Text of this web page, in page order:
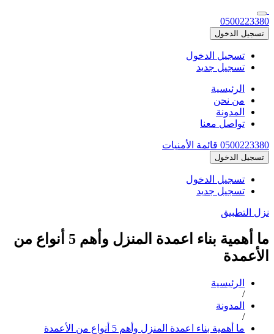
0500223380
تسجيل الدخول
تسجيل الدخول
تسجيل جديد
الرئيسية
من نحن
المدونة
تواصل معنا
0500223380 قائمة الأمنيات
تسجيل الدخول
تسجيل الدخول
تسجيل جديد
نزل التطبيق
ما أهمية بناء اعمدة المنزل وأهم 5 أنواع من
الأعمدة
الرئيسية
/
المدونة
/
ما أهمية بناء اعمدة المنزل وأهم 5 أنواع من الأعمدة